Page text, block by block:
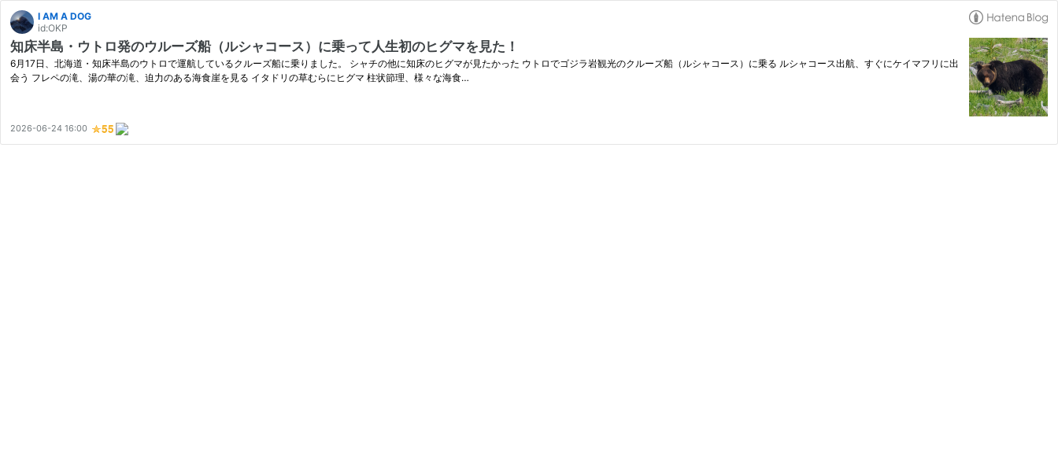
I AM A DOG
id:OKP
知床半島・ウトロ発のウルーズ船（ルシャコース）に乗って人生初のヒグマを見た！
6月17日、北海道・知床半島のウトロで運航しているクルーズ船に乗りました。 シャチの他に知床のヒグマが見たかった ウトロでゴジラ岩観光のクルーズ船（ルシャコース）に乗る ルシャコース出航、すぐにケイマフリに出
会う フレペの滝、湯の華の滝、迫力のある海食崖を見る イタドリの草むらにヒグマ 柱状節理、様々な海食…
2026-06-24 16:00